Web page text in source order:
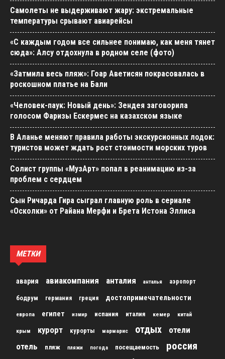
Самолеты не выдерживают жару: экстремальные
температуры срывают авиарейсы
«С каждым годом все сильнее понимаю, как меня тянет
сюда»: Алсу отдохнула в родном селе (фото)
«Затмила весь пляж»: Гоар Аветисян покрасовалась в
роскошном платье на Бали
«Человек-паук: Новый день»: Зендея заговорила
голосом Фаризы Ескермес на казахском языке
В Аланье меняют правила работы экскурсионных лодок:
туристов может ждать рост стоимости морских туров
Солист группы «МузАрт» попал в реанимацию из-за
проблем с сердцем
Сын Ричарда Гира сыграл главную роль в сериале
«Осколки» от Райана Мерфи и Брета Истона Эллиса
МЕТКИ
авария авиакомпания анталия анталья аэропорт
бодрум германия греция достопримечательности
европа египет измир испания италия кемер китай
крым курорт курорты мармарис отдых
отели
отель
пляж пляжи погода посещаемость
россия